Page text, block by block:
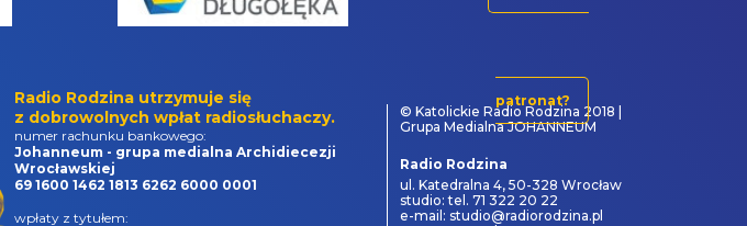
patronat?
Radio Rodzina utrzymuje się
z dobrowolnych wpłat radiosłuchaczy.
numer rachunku bankowego:
Johanneum - grupa medialna Archidiecezji
Wrocławskiej
69 1600 1462 1813 6262 6000 0001
wpłaty z tytułem:
© Katolickie Radio Rodzina 2018 |
Grupa Medialna JOHANNEUM
Radio Rodzina
ul. Katedralna 4, 50-328 Wrocław
studio: tel. 71 322 20 22
e-mail: studio@radiorodzina.pl